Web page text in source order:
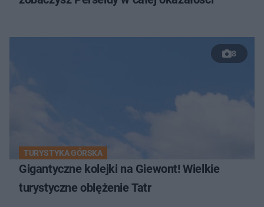
8
TURYSTYKA GÓRSKA
Gigantyczne kolejki na Giewont! Wielkie
turystyczne oblężenie Tatr